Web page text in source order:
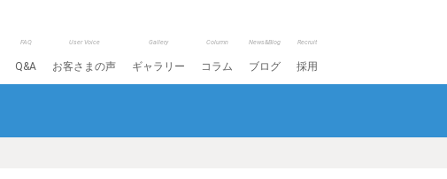
FAQ
Q&A
User Voice
お客さまの声
Gallery
ギャラリー
Column
コラム
News&Blog
ブログ
Recruit
採用